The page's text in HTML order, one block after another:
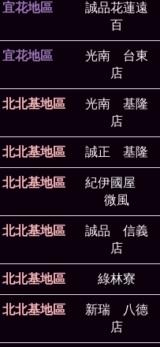
宜花地區
誠品花蓮遠
百
宜花地區
光南 台東
店
北北基地區
光南 基隆
店
北北基地區 誠正 基隆
北北基地區
紀伊國屋
微風
北北基地區
誠品 信義
店
北北基地區 綠林寮
北北基地區
新瑞 八德
店